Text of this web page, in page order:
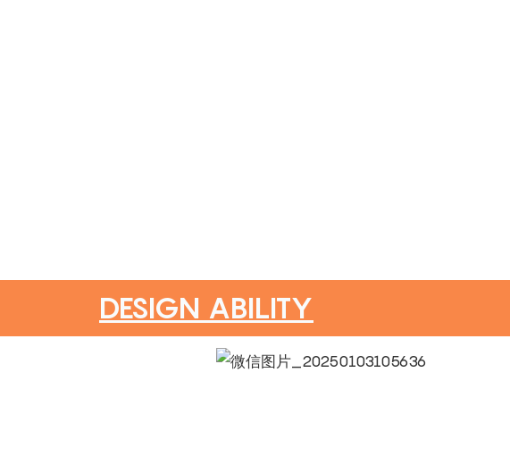
DESIGN ABILITY